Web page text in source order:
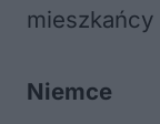
mieszkańcy
Niemce